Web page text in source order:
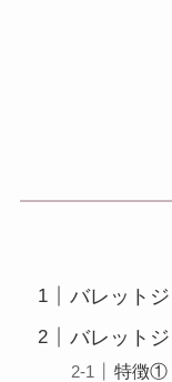
バレット
バレット
特徴①